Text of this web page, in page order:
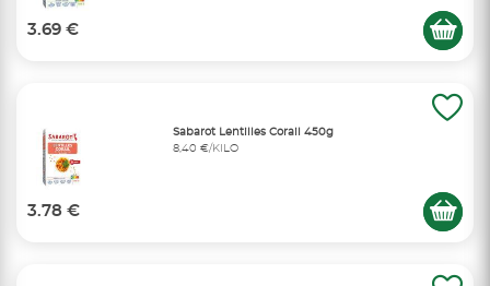
3.69 €
Sabarot Lentilles Corail 450g
8,40 €/KILO
3.78 €